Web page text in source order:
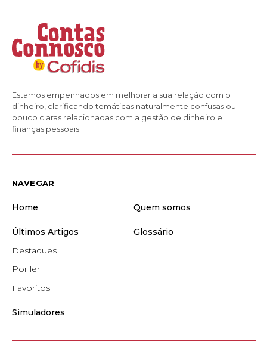
Estamos empenhados em melhorar a sua relação com o
dinheiro, clarificando temáticas naturalmente confusas ou
pouco claras relacionadas com a gestão de dinheiro e
finanças pessoais.
NAVEGAR
Home Quem somos
Últimos Artigos
Destaques
Por ler
Favoritos
Glossário
Simuladores